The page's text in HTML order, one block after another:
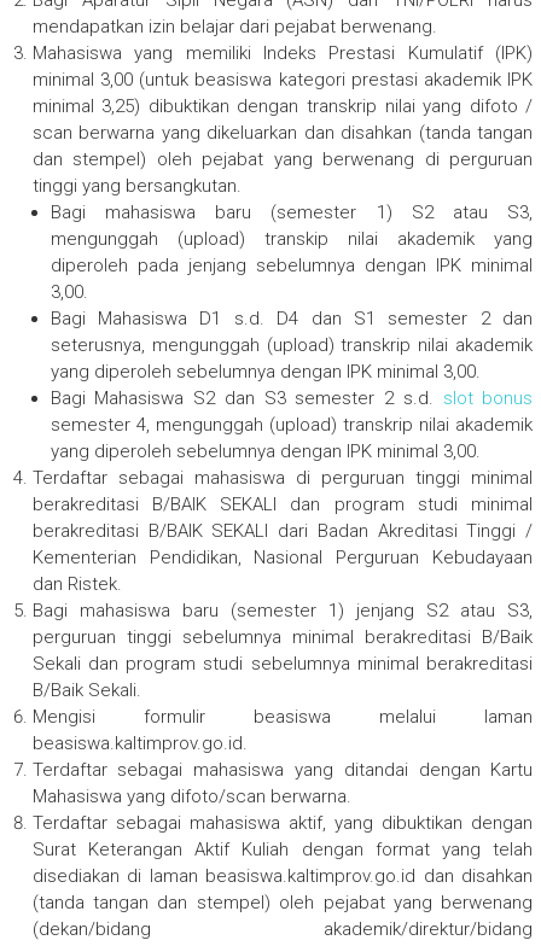
mendapatkan izin belajar dari pejabat berwenang.
Mahasiswa yang memiliki Indeks Prestasi Kumulatif (IPK)
minimal 3,00 (untuk beasiswa kategori prestasi akademik IPK
minimal 3,25) dibuktikan dengan transkrip nilai yang difoto /
scan berwarna yang dikeluarkan dan disahkan (tanda tangan
dan stempel) oleh pejabat yang berwenang di perguruan
tinggi yang bersangkutan.
Bagi mahasiswa baru (semester 1) S2 atau S3,
mengunggah (upload) transkip nilai akademik yang
diperoleh pada jenjang sebelumnya dengan IPK minimal
3,00.
Bagi Mahasiswa D1 s.d. D4 dan S1 semester 2 dan
seterusnya, mengunggah (upload) transkrip nilai akademik
yang diperoleh sebelumnya dengan IPK minimal 3,00.
Bagi Mahasiswa S2 dan S3 semester 2 s.d. slot bonus
semester 4, mengunggah (upload) transkrip nilai akademik
yang diperoleh sebelumnya dengan IPK minimal 3,00.
Terdaftar sebagai mahasiswa di perguruan tinggi minimal
berakreditasi B/BAIK SEKALI dan program studi minimal
berakreditasi B/BAIK SEKALI dari Badan Akreditasi Tinggi /
Kementerian Pendidikan, Nasional Perguruan Kebudayaan
dan Ristek.
Bagi mahasiswa baru (semester 1) jenjang S2 atau S3,
perguruan tinggi sebelumnya minimal berakreditasi B/Baik
Sekali dan program studi sebelumnya minimal berakreditasi
B/Baik Sekali.
Mengisi formulir beasiswa melalui laman
beasiswa.kaltimprov.go.id.
Terdaftar sebagai mahasiswa yang ditandai dengan Kartu
Mahasiswa yang difoto/scan berwarna.
Terdaftar sebagai mahasiswa aktif, yang dibuktikan dengan
Surat Keterangan Aktif Kuliah dengan format yang telah
disediakan di laman beasiswa.kaltimprov.go.id dan disahkan
(tanda tangan dan stempel) oleh pejabat yang berwenang
(dekan/bidang akademik/direktur/bidang